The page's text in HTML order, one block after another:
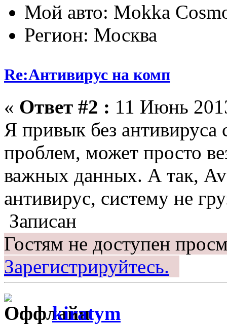
Мой авто: Mokka
Регион: Москва
Re:Антивирус на комп
« Ответ #2 : 11 Июнь
Я привык без антивируса
проблем, может просто
важных данных. А так,
антивирус, систему не
Записан
Гостям не доступен
Зарегистрируйтесь.
kiratym